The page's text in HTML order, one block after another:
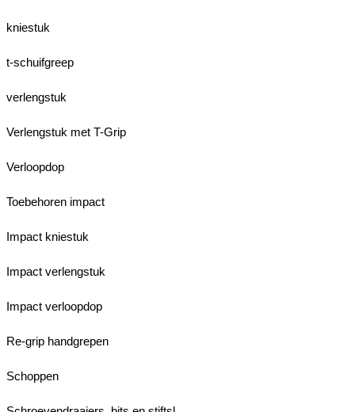
kniestuk
t-schuifgreep
verlengstuk
Verlengstuk met T-Grip
Verloopdop
Toebehoren impact
Impact kniestuk
Impact verlengstuk
Impact verloopdop
Re-grip handgrepen
Schoppen